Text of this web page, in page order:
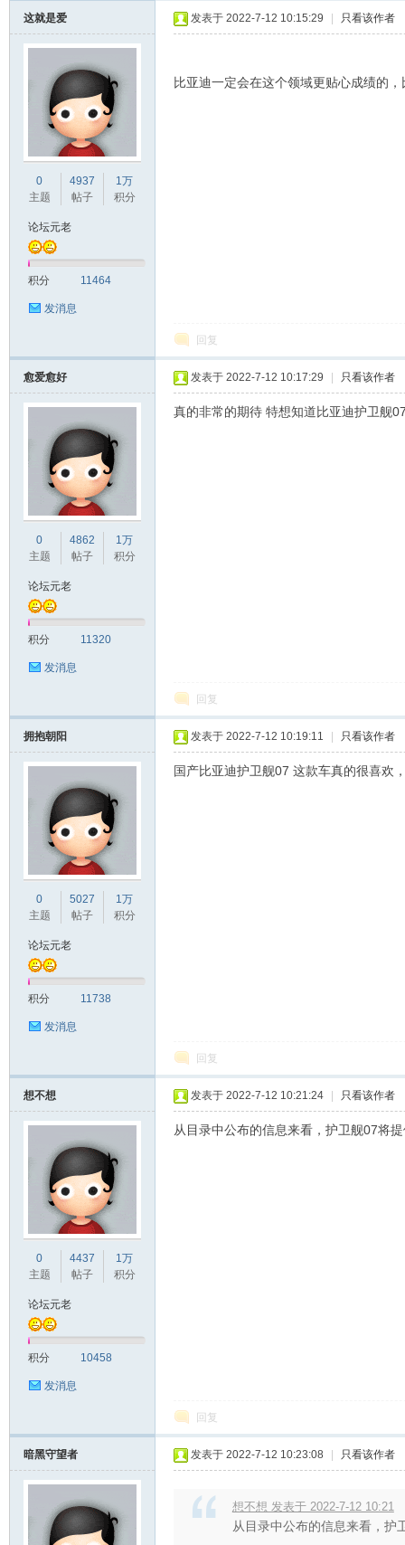
这就是爱
0
主题
4937
帖子
1万
积分
论坛元老
积分 11464
发消息
发表于 2022-7-12 10:15:29 只看该作者
比亚迪一定会在这个领域更贴心成绩的
回复
愈爱愈好
0
主题
4862
帖子
1万
积分
论坛元老
积分 11320
发消息
发表于 2022-7-12 10:17:29 只看该作者
真的非常的期待 特想知道比亚迪护卫舰
回复
拥抱朝阳
0
主题
5027
帖子
1万
积分
论坛元老
积分 11738
发消息
发表于 2022-7-12 10:19:11 只看该作者
国产比亚迪护卫舰07 这款车真的很喜欢
回复
想不想
0
主题
4437
帖子
1万
积分
论坛元老
积分 10458
发消息
发表于 2022-7-12 10:21:24 只看该作者
从目录中公布的信息来看，护卫舰07将
回复
暗黑守望者 发表于 2022-7-12 10:23:08 只看该作者
想不想 发表于 2022-7-12 10:21
从目录中公布的信息来看，护